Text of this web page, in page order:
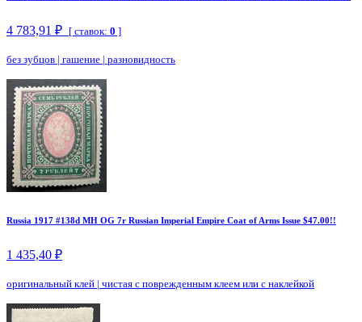
4 783,91 ₽ [ ставок: 0 ]
без зубцов | гашение | разновидность
Russia 1917 #138d MH OG 7r Russian Imperial Empire Coat of Arms Issue $47.00!!
1 435,40 ₽
оригинальный клей | чистая с поврежденным клеем или с наклейкой